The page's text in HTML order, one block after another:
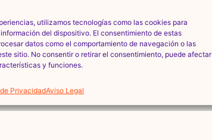
utilizamos tecnologías como las cookies para
del dispositivo. El consentimiento de estas
datos como el comportamiento de navegación o las
sitio. No consentir o retirar el consentimiento, puede afectar
y funciones.
PrivacidadAviso Legal